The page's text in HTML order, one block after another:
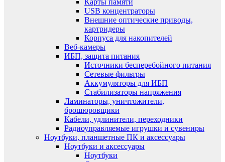
Карты памяти
USB концентраторы
Внешние оптические приводы,
картридеры
Корпуса для накопителей
Веб-камеры
ИБП, защита питания
Источники бесперебойного питания
Сетевые фильтры
Аккумуляторы для ИБП
Стабилизаторы напряжения
Ламинаторы, уничтожители,
брошюровщики
Кабели, удлинители, переходники
Радиоуправляемые игрушки и сувениры
Ноутбуки, планшетные ПК и аксессуары
Ноутбуки и аксессуары
Ноутбуки